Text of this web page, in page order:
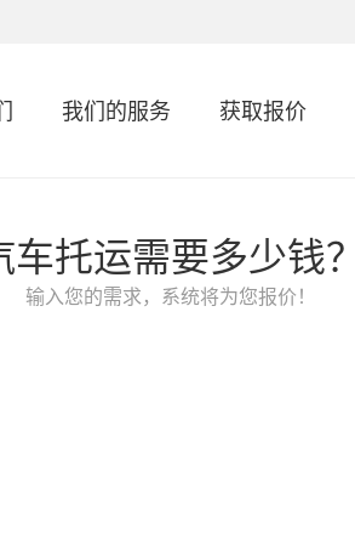
我们的服务 获取报价
车托运需要多少钱？
输入您的需求，系统将为您报价！